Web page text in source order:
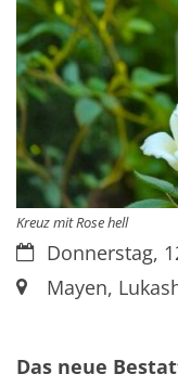
Kreuz mit Rose hell
Datum:Donnerstag,
Ort:Mayen,
Das neue